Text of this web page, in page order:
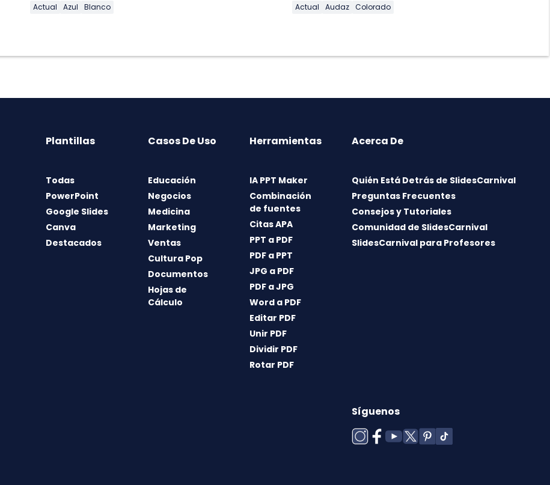
Actual Azul Blanco Actual Audaz Colorado
Plantillas
Todas
PowerPoint
Google Slides
Canva
Destacados
Casos De Uso
Educación
Negocios
Medicina
Marketing
Ventas
Cultura Pop
Documentos
Hojas de
Cálculo
Herramientas
IA PPT Maker
Combinación
de fuentes
Citas APA
PPT a PDF
PDF a PPT
JPG a PDF
PDF a JPG
Word a PDF
Editar PDF
Unir PDF
Dividir PDF
Rotar PDF
Acerca De
Quién Está Detrás de SlidesCarnival
Preguntas Frecuentes
Consejos y Tutoriales
Comunidad de SlidesCarnival
SlidesCarnival para Profesores
Síguenos